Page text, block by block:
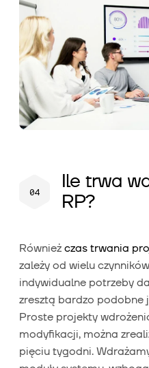
Ile trwa
RP?
Również czas trwania
zależy od wielu
indywidualne potrzeby
zresztą bardzo podobne
Proste projekty
modyfikacji, można
pięciu tygodni.